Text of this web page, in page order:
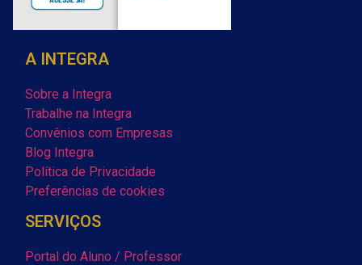
A INTEGRA
Sobre a Integra
Trabalhe na Integra
Convênios com Empresas
Blog Integra
Política de Privacidade
Preferências de cookies
SERVIÇOS
Portal do Aluno / Professor